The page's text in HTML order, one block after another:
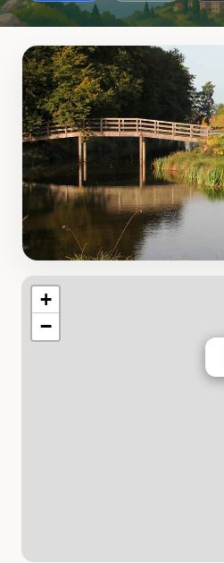
+
−